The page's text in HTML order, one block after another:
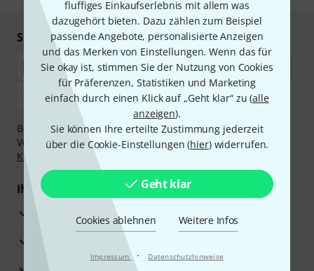
fluffiges Einkaufserlebnis mit allem was
dazugehört bieten. Dazu zählen zum Beispiel
passende Angebote, personalisierte Anzeigen
und das Merken von Einstellungen. Wenn das für
Sie okay ist, stimmen Sie der Nutzung von Cookies
für Präferenzen, Statistiken und Marketing
einfach durch einen Klick auf „Geht klar“ zu (alle
anzeigen).
Sie können Ihre erteilte Zustimmung jederzeit
über die Cookie-Einstellungen (hier) widerrufen.
Geht klar
Cookies ablehnen Weitere Infos
Impressum · Datenschutzhinweise
Sicher einkaufen & bezahlen
Bezahlen Sie vertraulich und sicher per Nachnahme,
Vorkasse, PayPal, Amazon Pay,Klarna Sofort bezahlen
Klarna Ratenzahlung
Ihre Vorteile
3 Jahre Thomann Garantie
30 Tage Money-Back-Garantie